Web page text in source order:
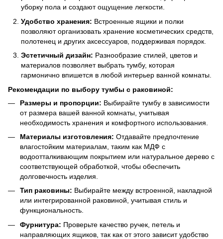
уборку пола и создают ощущение легкости.
Удобство хранения: Встроенные ящики и полки
позволяют организовать хранение косметических средств,
полотенец и других аксессуаров, поддерживая порядок.
Эстетичный дизайн: Разнообразие стилей, цветов и
материалов позволяет выбрать тумбу, которая
гармонично впишется в любой интерьер ванной комнаты.
Рекомендации по выбору тумбы с раковиной:
Размеры и пропорции: Выбирайте тумбу в зависимости
от размера вашей ванной комнаты, учитывая
необходимость хранения и комфортного использования.
Материалы изготовления: Отдавайте предпочтение
влагостойким материалам, таким как МДФ с
водоотталкивающим покрытием или натуральное дерево с
соответствующей обработкой, чтобы обеспечить
долговечность изделия.
Тип раковины: Выбирайте между встроенной, накладной
или интегрированной раковиной, учитывая стиль и
функциональность.
Фурнитура: Проверьте качество ручек, петель и
направляющих ящиков, так как от этого зависит удобство